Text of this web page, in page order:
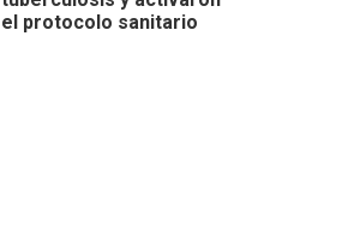
el protocolo sanitario